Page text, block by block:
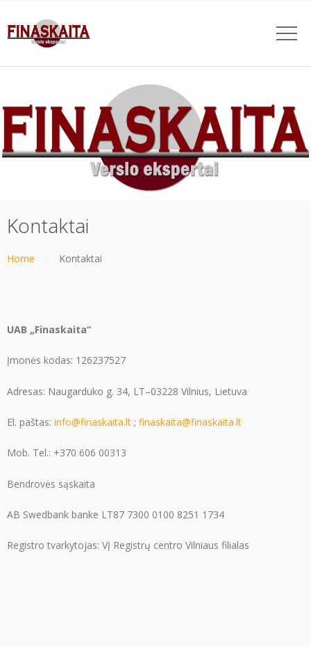
Kontaktai
Home Kontaktai
UAB „Finaskaita“
Įmonės kodas: 126237527
Adresas: Naugarduko g. 34, LT–03228 Vilnius, Lietuva
El. paštas: info@finaskaita.lt ; finaskaita@finaskaita.lt
Mob. Tel.: +370 606 00313
Bendrovės sąskaita
AB Swedbank banke LT87 7300 0100 8251 1734
Registro tvarkytojas: VĮ Registrų centro Vilniaus filialas